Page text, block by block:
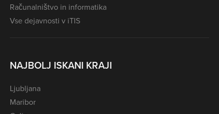
Računalništvo in informatika
Vse dejavnosti v iTIS
NAJBOLJ ISKANI KRAJI
Ljubljana
Maribor